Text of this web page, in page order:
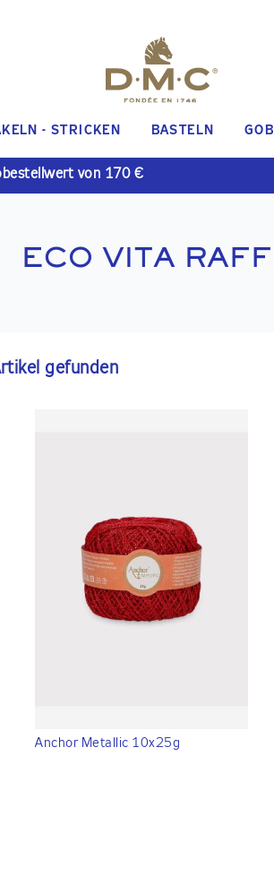
- STRICKEN BASTELN
von 170 €
ECO VITA
gefunden
Anchor Metallic 10x25g